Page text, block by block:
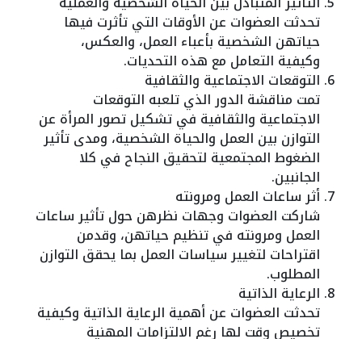
تحدثت العضوات عن الأوقات التي تأثرت فيها
حياتهن الشخصية بأعباء العمل، والعكس،
وكيفية التعامل مع هذه التحديات.
التوقعات الاجتماعية والثقافية
تمت مناقشة الدور الذي تلعبه التوقعات
الاجتماعية والثقافية في تشكيل تصور المرأة عن
التوازن بين العمل والحياة الشخصية، ومدى تأثير
الضغوط المجتمعية لتحقيق النجاح في كلا
الجانبين.
أثر ساعات العمل ومرونته
شاركت العضوات وجهات نظرهن حول تأثير ساعات
العمل ومرونته في تنظيم حياتهن، وقدمن
اقتراحات لتغيير سياسات العمل بما يحقق التوازن
المطلوب.
الرعاية الذاتية
تحدثت العضوات عن أهمية الرعاية الذاتية وكيفية
تخصيص وقت لها رغم الالتزامات المهنية